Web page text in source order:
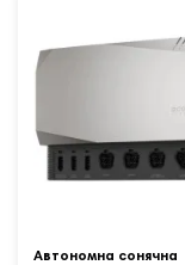
Автономна сонячна